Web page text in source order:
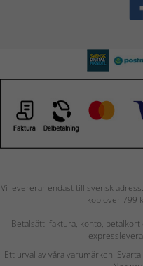
Vi levererar endast till svensk
köp över 799
Betalsätt: faktura, konto,
Ett urval av våra varumärken: